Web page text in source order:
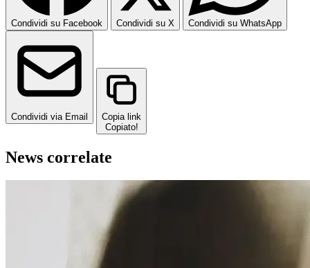
Condividi su Facebook Condividi su X Condividi su WhatsApp
Condividi via Email
Copia link
Copiato!
News correlate